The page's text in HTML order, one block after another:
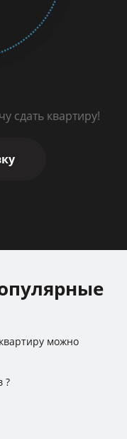
сдать квартиру!
можно
?